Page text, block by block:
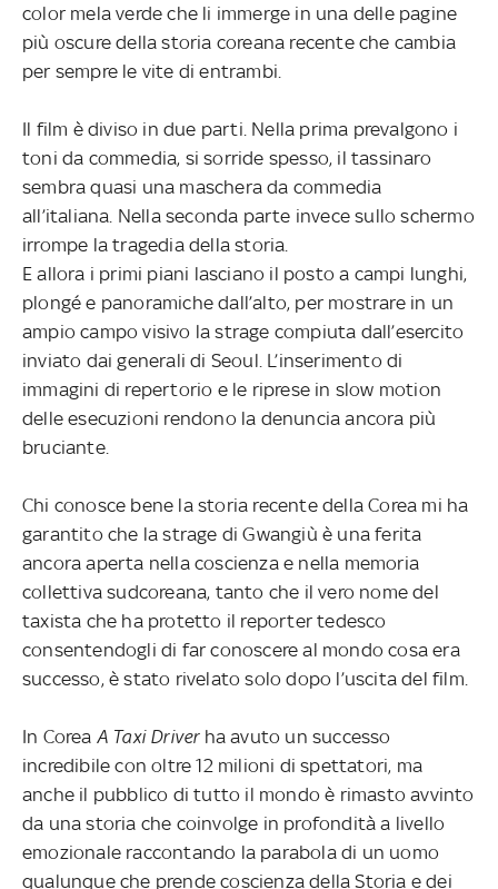
color mela verde che li immerge in una delle pagine
più oscure della storia coreana recente che cambia
per sempre le vite di entrambi.
Il film è diviso in due parti. Nella prima prevalgono i
toni da commedia, si sorride spesso, il tassinaro
sembra quasi una maschera da commedia
all’italiana. Nella seconda parte invece sullo schermo
irrompe la tragedia della storia.
E allora i primi piani lasciano il posto a campi lunghi,
plongé e panoramiche dall’alto, per mostrare in un
ampio campo visivo la strage compiuta dall’esercito
inviato dai generali di Seoul. L’inserimento di
immagini di repertorio e le riprese in slow motion
delle esecuzioni rendono la denuncia ancora più
bruciante.
Chi conosce bene la storia recente della Corea mi ha
garantito che la strage di Gwangiù è una ferita
ancora aperta nella coscienza e nella memoria
collettiva sudcoreana, tanto che il vero nome del
taxista che ha protetto il reporter tedesco
consentendogli di far conoscere al mondo cosa era
successo, è stato rivelato solo dopo l’uscita del film.
In Corea A Taxi Driverha avuto un successo
incredibile con oltre 12 milioni di spettatori, ma
anche il pubblico di tutto il mondo è rimasto avvinto
da una storia che coinvolge in profondità a livello
emozionale raccontando la parabola di un uomo
qualunque che prende coscienza della Storia e dei